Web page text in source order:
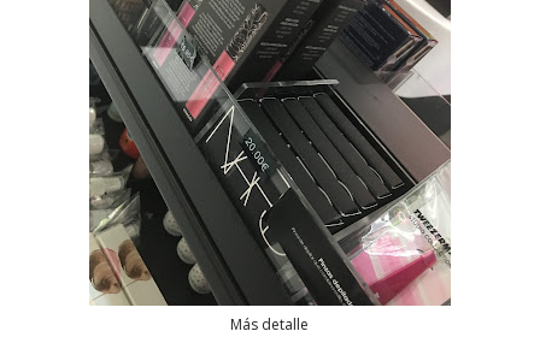
Más detalle